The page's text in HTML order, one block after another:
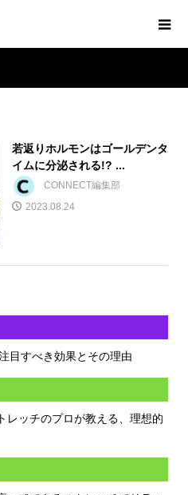
若返りホルモンはゴールデンタ
イムに分泌される!? ...
CONNECT編集部
2023.08.24
目すべき効果とその理由
レッチのプロが教える、理想的